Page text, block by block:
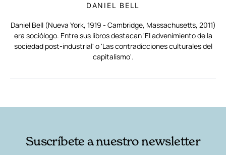
DANIEL BELL
Daniel Bell (Nueva York, 1919 - Cambridge, Massachusetts, 2011)
era sociólogo. Entre sus libros destacan 'El advenimiento de la
sociedad post-industrial' o 'Las contradicciones culturales del
capitalismo'.
Suscríbete a nuestro newsletter